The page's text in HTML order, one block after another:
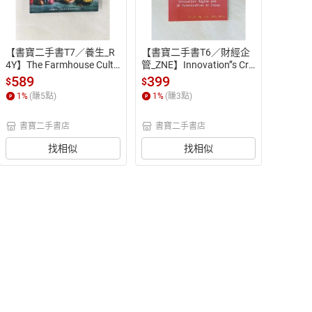
【書寶二手書T7／養生_R
4Y】The Farmhouse Cultu
re Guide to Fermenting: Cr
afting Live-cultured Foods
and Drinks With 100 Recip
ha_Lukas, Kathryn/ Peter
son, Shane
$589
1% (賺5點)
書寶二手書店
找相似
【書寶二手書T6／財經企
管_ZNE】Innovation’’s Cro
uching Tiger: An Introducti
on to the Innovation Regi
me and IP Monetization in
$399
1% (賺3點)
書寶二手書店
找相似